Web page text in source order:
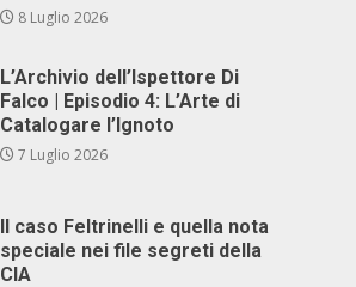
8 Luglio 2026
L’Archivio dell’Ispettore Di
Falco | Episodio 4: L’Arte di
Catalogare l’Ignoto
7 Luglio 2026
Il caso Feltrinelli e quella nota
speciale nei file segreti della
CIA